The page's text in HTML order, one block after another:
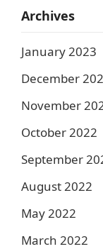
Archives
January 2023
December
November
October 2022
September
August 2022
May 2022
March 2022